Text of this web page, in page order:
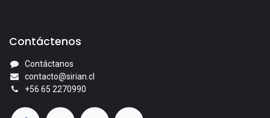
Contáctenos
Contáctanos
contacto@sirian.cl
+56 65 2270990